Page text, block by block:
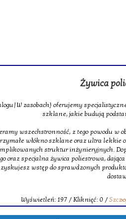
szklane oraz wysokiej jakości tkaniny
laminatów.
stałej ofercie znajduje się także
włókno węglowe, doskonałe do
zostały solidne pręty z włókna
właściwości łączenia. Decydując się na
pomocy oraz terminowych